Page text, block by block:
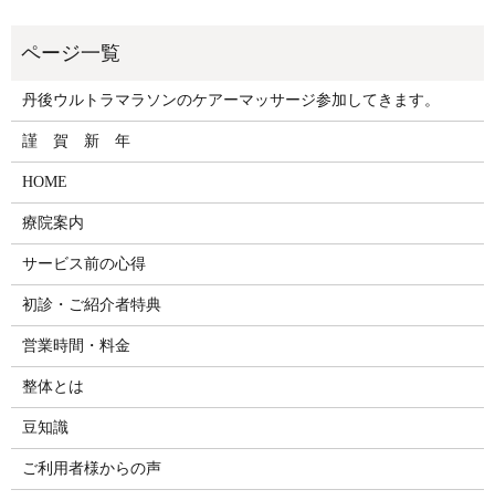
丹後ウルトラマラソンのケアーマッサージ参加してきます。
謹 賀 新 年
HOME
療院案内
サービス前の心得
初診・ご紹介者特典
営業時間・料金
整体とは
豆知識
ご利用者様からの声